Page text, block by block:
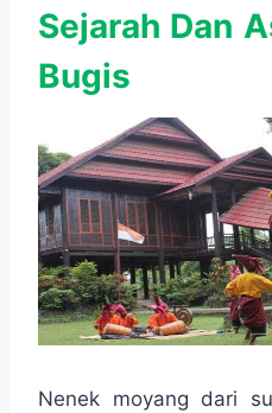
Sejarah Dan
Bugis
Nenek moyang dari